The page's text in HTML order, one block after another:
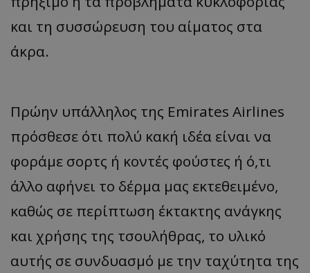
και τη συσσώρευση του αίματος στα
άκρα.
Πρώην υπάλληλος της Emirates Airlines
πρόσθεσε ότι πολύ κακή ιδέα είναι να
φοράμε σορτς ή κοντές φούστες ή ό,τι
άλλο αφήνει το δέρμα μας εκτεθειμένο,
καθώς σε περίπτωση έκτακτης ανάγκης
και χρήσης της τσουλήθρας, το υλικό
αυτής σε συνδυασμό με την ταχύτητα της